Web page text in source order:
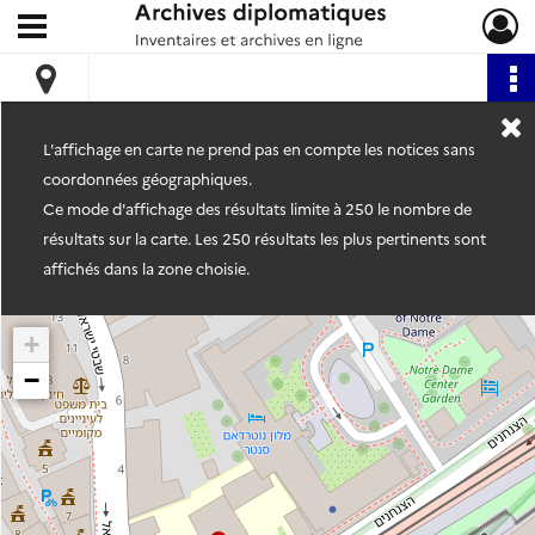
Archives diplomatiques
Ouvrir le menu déroulant
L'affichage en carte ne prend pas en compte les notices sans
coordonnées géographiques.
Ce mode d'affichage des résultats limite à 250 le nombre de
résultats sur la carte. Les 250 résultats les plus pertinents sont
affichés dans la zone choisie.
+
−